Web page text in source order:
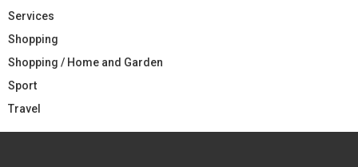
Services
Shopping
Shopping / Home and Garden
Sport
Travel